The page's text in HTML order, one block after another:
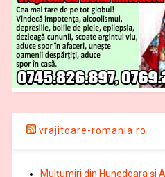
vrajitoare-romania.ro
Mulţumiri din Hunedoara și